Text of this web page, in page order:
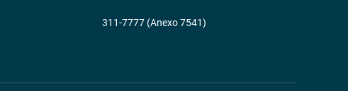
311-7777 (Anexo 7541)